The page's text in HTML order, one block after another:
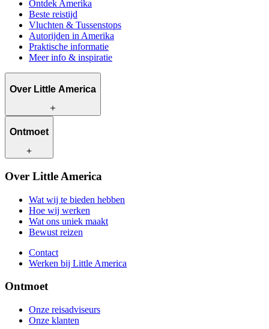
Ontdek Amerika
Beste reistijd
Vluchten & Tussenstops
Autorijden in Amerika
Praktische informatie
Meer info & inspiratie
Over Little America
Wat wij te bieden hebben
Wat ons uniek maakt
Contact
Werken bij Little America
Ontmoet
Onze reisadviseurs
Over Little America
Wat wij te bieden hebben
Hoe wij werken
Wat ons uniek maakt
Bewust reizen
Contact
Werken bij Little America
Ontmoet
Onze reisadviseurs
Onze klanten